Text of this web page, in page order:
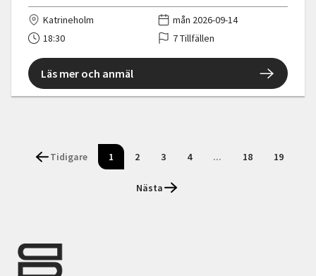
Katrineholm
mån 2026-09-14
18:30
7 Tillfällen
Läs mer och anmäl
Tidigare 1 2 3 4 ... 18 19
Nästa